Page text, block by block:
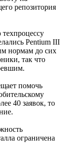
репозитория
Pentium III
нормам до сих
так что
помочь
40 заявок, то
ограничена